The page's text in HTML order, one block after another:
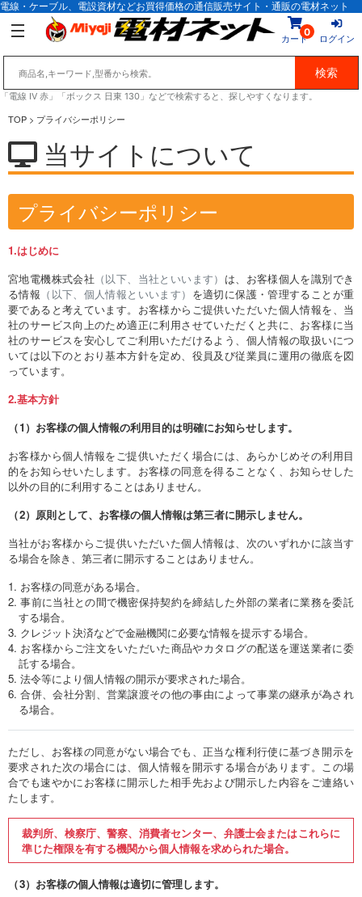
電線・ケーブル、電設資材などお買得価格の通信販売サイト・通販の電材ネット
0
カート ログイン
「電線 IV 赤」「ボックス 日東 130」などで検索すると、探しやすくなります。
TOP > プライバシーポリシー
当サイトについて
プライバシーポリシー
1.はじめに
宮地電機株式会社 （以下、当社といいます） は、お客様個人を識別でき
る情報 （以下、個人情報といいます） を適切に保護・管理することが重
要であると考えています。お客様からご提供いただいた個人情報を、当
社のサービス向上のため適正に利用させていただくと共に、お客様に当
社のサービスを安心してご利用いただけるよう、個人情報の取扱いにつ
いては以下のとおり基本方針を定め、役員及び従業員に運用の徹底を図
っています。
2.基本方針
（1）お客様の個人情報の利用目的は明確にお知らせします。
お客様から個人情報をご提供いただく場合には、あらかじめその利用目
的をお知らせいたします。お客様の同意を得ることなく、お知らせした
以外の目的に利用することはありません。
（2）原則として、お客様の個人情報は第三者に開示しません。
当社がお客様からご提供いただいた個人情報は、次のいずれかに該当す
る場合を除き、第三者に開示することはありません。
お客様の同意がある場合。
事前に当社との間で機密保持契約を締結した外部の業者に業務を委託
する場合。
クレジット決済などで金融機関に必要な情報を提示する場合。
お客様からご注文をいただいた商品やカタログの配送を運送業者に委
託する場合。
法令等により個人情報の開示が要求された場合。
合併、会社分割、営業譲渡その他の事由によって事業の継承が為され
る場合。
ただし、お客様の同意がない場合でも、正当な権利行使に基づき開示を
要求された次の場合には、個人情報を開示する場合があります。この場
合でも速やかにお客様に開示した相手先および開示した内容をご連絡い
たします。
裁判所、検察庁、警察、消費者センター、弁護士会またはこれらに
準じた権限を有する機関から個人情報を求められた場合。
（3）お客様の個人情報は適切に管理します。